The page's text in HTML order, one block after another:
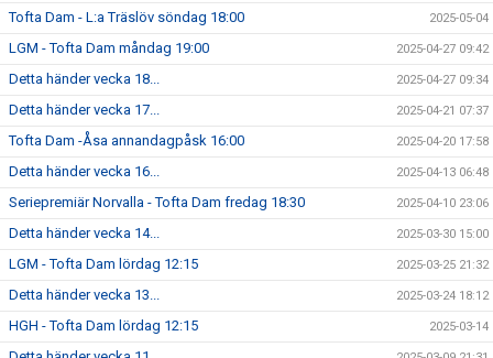
Tofta Dam - L:a Träslöv söndag 18:00 2025-05-04
LGM - Tofta Dam måndag 19:00 2025-04-27 09:42
Detta händer vecka 18... 2025-04-27 09:34
Detta händer vecka 17... 2025-04-21 07:37
Tofta Dam -Åsa annandagpåsk 16:00 2025-04-20 17:58
Detta händer vecka 16... 2025-04-13 06:48
Seriepremiär Norvalla - Tofta Dam fredag 18:30 2025-04-10 23:06
Detta händer vecka 14... 2025-03-30 15:00
LGM - Tofta Dam lördag 12:15 2025-03-25 21:32
Detta händer vecka 13... 2025-03-24 18:12
HGH - Tofta Dam lördag 12:15 2025-03-14